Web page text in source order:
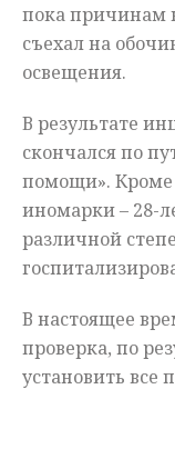
пока причинам
съехал на
освещения.
В результате
скончался по
помощи». Кроме
иномарки – 28-
различной
В настоящее
проверка, по
установить все